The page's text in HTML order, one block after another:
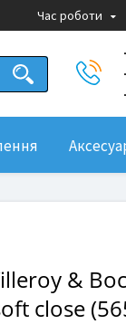
Час роботи
&
close